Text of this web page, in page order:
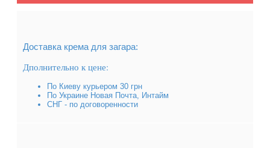
Доставка крема для загара:
Дполнительно к цене:
По Киеву курьером 30 грн
По Украине Новая Почта, Интайм
СНГ - по договоренности